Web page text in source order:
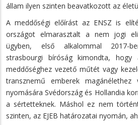
állam ilyen szinten beavatkozott az
A meddőségi előírást az ENSZ is
országot elmarasztalt a nem jogi
ügyben, első alkalommal 2017-
strasbourgi bíróság kimondta, hogy
meddőséghez vezető műtét vagy
transznemű emberek
nyomására Svédország és Hollandia
a sértetteknek. Máshol ez nem
szinten, az EJEB határozatai nyomán,